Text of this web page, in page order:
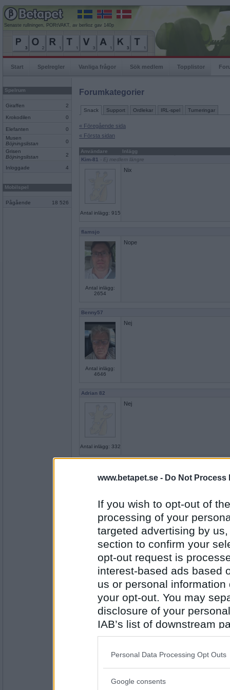
www.betapet.se - Do Not Process
If you wish to opt-out of
processing of your
targeted advertising by
section to confirm your
opt-out request is
interest-based ads based
us or personal
your opt-out. You may
disclosure of your
IAB’s list of downstream
also be disclosed by us
Downstream Participants
Please note that this
Personal Data Processing Opt Outs
Google consents
Senaste rullningen, PORtVAKT, av berlioz gav 140p
Start Spelregler Vanliga frågor Sök medlem Topplistor
Spelrum
Giraffen 2
Krokodilen 0
Elefanten
0
Musen
Böjningslistan
0
Grisen
Böjningslistan
2
Inloggade 4
Mobilspel
Pågående 18 526
Forumkategorier
Snack Support Ordlekar IRL-spel Turneringar
« Föregående sida
« Första sidan
Användare
Inlägg
Kim-81 - Ej medlem längre
Antal inlägg: 915
Nix
flamsjo
Antal inlägg:
2654
Nope
Benny57
Antal inlägg:
4646
Nej
Adrian 82
Antal inlägg: 332
Nej
Antal inlägg:
6106
Ja
wildman
Antal inlägg:
Jodå.
tiinatur83
Antal inlägg: 166
icke